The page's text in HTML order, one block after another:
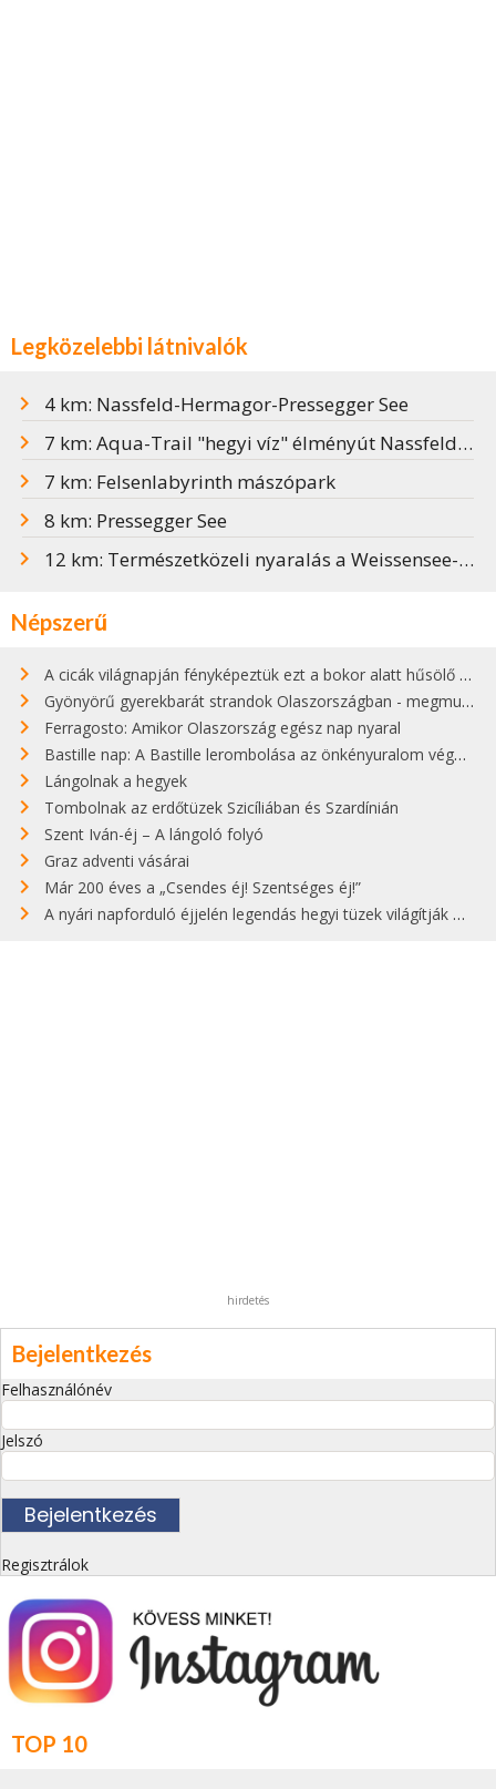
Legközelebbi látnivalók
4 km: Nassfeld-Hermagor-Pressegger See
7 km: Aqua-Trail "hegyi víz" élményút Nassfelden
7 km: Felsenlabyrinth mászópark
8 km: Pressegger See
12 km: Természetközeli nyaralás a Weissensee-nél
Népszerű
A cicák világnapján fényképeztük ezt a bokor alatt hűsölő cicát Kisorosziban
Gyönyörű gyerekbarát strandok Olaszországban - megmutatjuk a 15 legjobbat
Ferragosto: Amikor Olaszország egész nap nyaral
Bastille nap: A Bastille lerombolása az önkényuralom végét jelentette
Lángolnak a hegyek
Tombolnak az erdőtüzek Szicíliában és Szardínián
Szent Iván-éj – A lángoló folyó
Graz adventi vásárai
Már 200 éves a „Csendes éj! Szentséges éj!”
A nyári napforduló éjjelén legendás hegyi tüzek világítják meg Zugspitzét
hirdetés
Bejelentkezés
Felhasználónév
Jelszó
Regisztrálok
TOP 10